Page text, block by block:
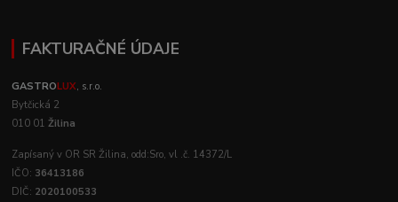
FAKTURAČNÉ ÚDAJE
GASTROLUX, s.r.o.
Bytčická 2
010 01Žilina
Zapísaný v OR SR Žilina, odd:Sro, vl .č. 14372/L
IČO: 36413186
DIČ: 2020100533